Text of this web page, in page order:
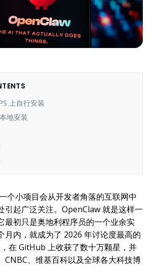
上自行安装
地安装
个小项目会从开发者角落的互联网中
引起广泛关注。OpenClaw 就是这样一
最初只是奥地利程序员的一个业余实
月内，就成为了 2026 年讨论度最高的
在 GitHub 上收获了数十万颗星，并
CNBC、维基百科以及全球各大科技博